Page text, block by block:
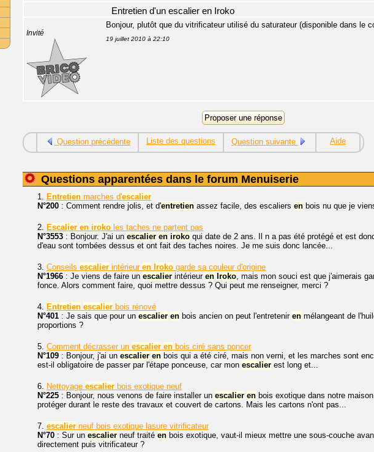
Entretien d'un escalier en Iroko
Invité
Bonjour, plutôt que du vitrificateur utilisé du saturateur (disponible dans le
19 juillet 2010 à 22:10
Question précédente Liste des questions Question suivante Aide
Questions apparentées dans le forum Menuiserie
1. Entretien marches d'escalier
N°200 : Comment rendre jolis, et d'entretien assez facile, des escaliers en bois nu que je
2. Escalier en iroko les taches ne partent pas
N°3553 : Bonjour. J'ai un escalier en iroko qui date de 2 ans. Il n a pas été protégé et est
d'eau sont tombées dessus et ont fait des taches noires. Je me suis donc lancée...
3. Conseils escalier intérieur en Iroko garde sa couleur d'origine
N°1966 : Je viens de faire un escalier intérieur en Iroko, mais mon souci est que j'aimerais
fonce. Alors comment faire, quoi mettre dessus ? Qui peut me renseigner, merci ?
4. Entretien escalier bois rénové
N°401 : Je sais que pour un escalier en bois ancien on peut l'entretenir en mélangeant de
proportions ?
5. Comment décrasser un escalier en bois ciré sans poncer
N°109 : Bonjour, j'ai un escalier en bois qui a été ciré, mais non verni, et les marches sont
est-il obligatoire de passer par l'étape ponceuse, car mon escalier est long et...
6. Nettoyage escalier bois exotique neuf
N°225 : Bonjour, nous venons de faire installer un escalier en bois exotique dans notre
protéger durant le reste des travaux et couvert de cartons. Mais les cartons n'ont pas...
7. escalier neuf bois exotique lasure vitrificateur
N°70 : Sur un escalier neuf traité en bois exotique, vaut-il mieux mettre une sous-couche
directement puis vitrificateur ?